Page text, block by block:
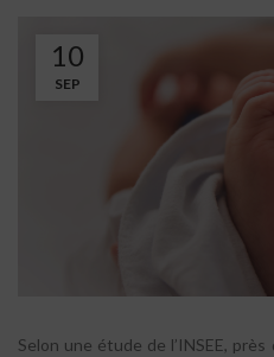
10
SEP
Selon une étude de l’INSEE,